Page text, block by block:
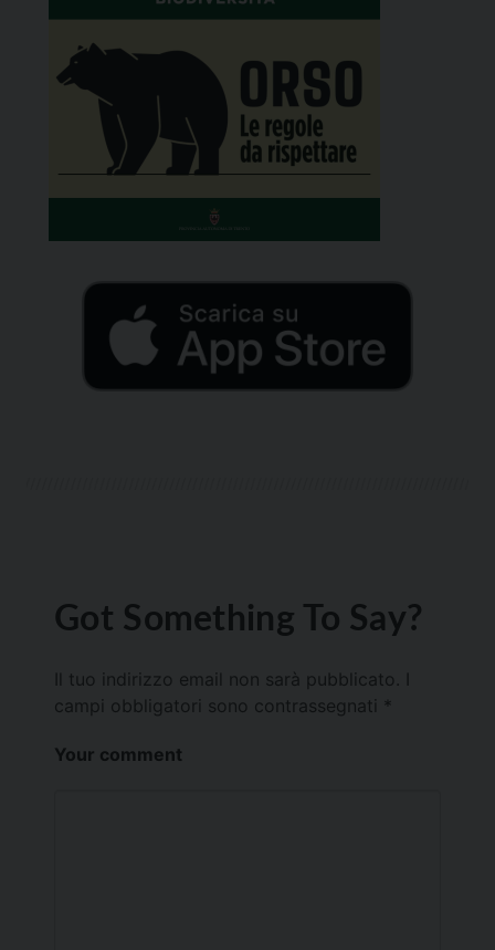
Got Something To Say?
Il tuo indirizzo email non sarà pubblicato.
campi obbligatori sono contrassegnati *
Your comment